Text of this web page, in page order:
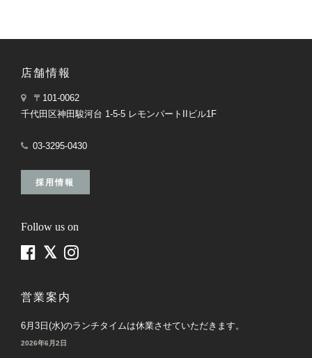
店舗情報
〒101-0062
千代田区神田駿河台 1-5-5 レモンパートIIビル1F
03-3295-0430
採用情報
Follow us on
営業案内
6月3日(水)のランチタイムは休業させていただきます。
2026年6月2日